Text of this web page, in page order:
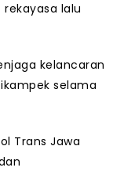
lalu
kelancaran
selama
Trans Jawa